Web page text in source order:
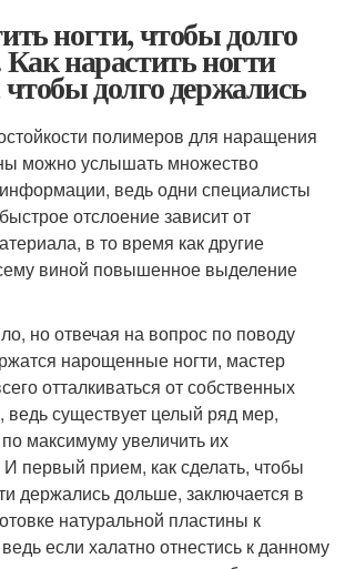
ногти, чтобы долго
нарастить ногти
долго держались
полимеров для наращения
можно услышать множество
ведь одни специалисты
отслоение зависит от
в то время как другие
виной повышенное выделение
но отвечая на вопрос по поводу
нарощенные ногти, мастер
отталкиваться от собственных
существует целый ряд мер,
максимуму увеличить их
И первый прием, как сделать, чтобы
держались дольше, заключается в
натуральной пластины к
если халатно отнестись к данному